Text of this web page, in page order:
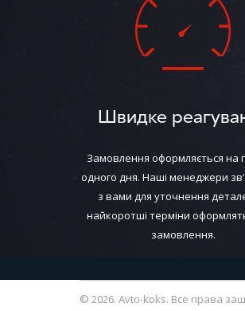
Швидке
Замовлення оформляється на
одного дня. Наші менеджери
з вами для уточнення
найкоротші терміни
замовлення.
© 2026. Avto-koks. Все права